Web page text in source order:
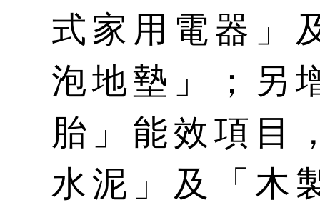
式家用電器」
泡地墊」；另
胎」能效項目
水泥」及「木